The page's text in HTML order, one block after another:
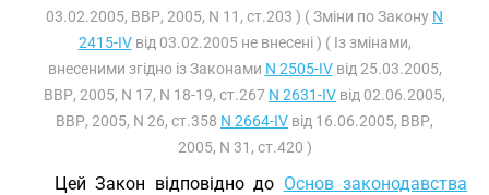
03.02.2005, ВВР, 2005, N 11, ст.203 ) ( Зміни по Закону N
2415-IVвід 03.02.2005 не внесені ) ( Із змінами,
внесеними згідно із Законами N 2505-IVвід 25.03.2005,
ВВР, 2005, N 17, N 18-19, ст.267 N 2631-IV від 02.06.2005,
ВВР, 2005, N 26, ст.358 N 2664-IV від 16.06.2005, ВВР,
2005, N 31, ст.420 )
Цей Закон відповідно до Основ законодавства